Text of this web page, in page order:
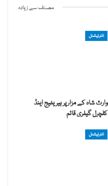
مصنف سے زیادہ
انٹرنیشنل
وارث شاہ کے مزار پر ہیریٹیج اینڈ
کلچرل گیلری قائم
انٹرنیشنل